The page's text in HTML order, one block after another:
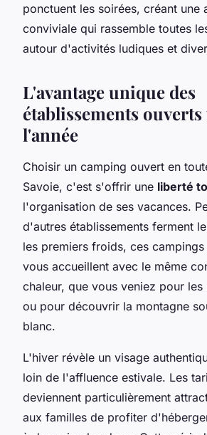
ponctuent les soirées, créant une
conviviale qui rassemble toutes
autour d'activités ludiques et
L'avantage unique des
établissements
l'année
Choisir un camping ouvert en
Savoie, c'est s'offrir une liberté
l'organisation de ses vacances.
d'autres établissements ferment
les premiers froids, ces
vous accueillent avec le même
chaleur, que vous veniez pour
ou pour découvrir la montagne
blanc.
L'hiver révèle un visage
loin de l'affluence estivale. Les
deviennent particulièrement
aux familles de profiter